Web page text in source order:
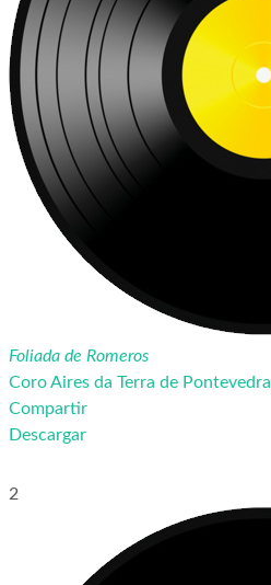
Foliada de Romeros
Coro Aires da Terra de Pontevedra
Compartir
Descargar
2